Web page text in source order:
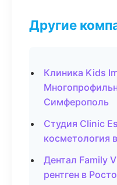
Другие
Клиника Kids
Симферополь
Студия Clinic
косметология
Дентал Family
рентген в